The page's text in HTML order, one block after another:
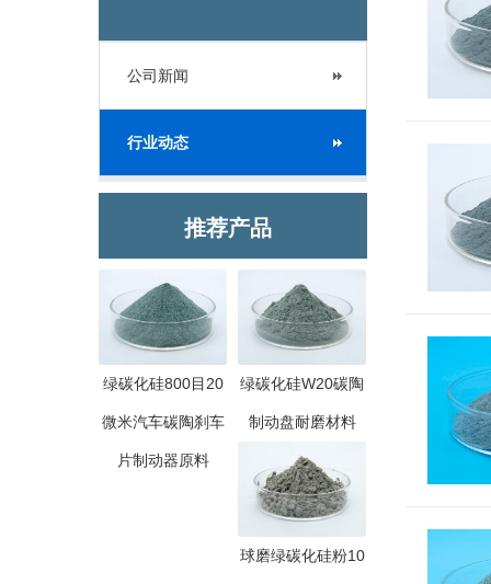
公司新闻
行业动态
推荐产品
绿碳化硅800目20
微米汽车碳陶刹车
片制动器原料
绿碳化硅W20碳陶
制动盘耐磨材料
球磨绿碳化硅粉10